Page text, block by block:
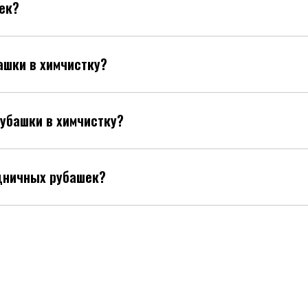
в химчистку?
в химчистку?
рубашек?